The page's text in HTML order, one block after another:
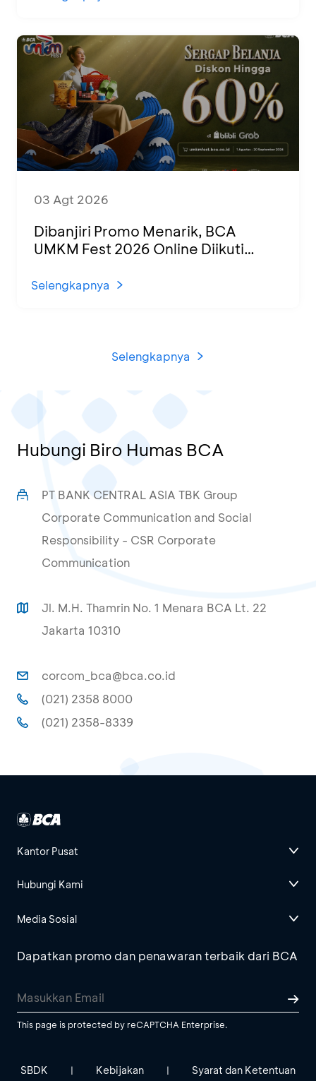
03 Agt 2026
Dibanjiri Promo Menarik, BCA
UMKM Fest 2026 Online Diikuti
Selengkapnya
Selengkapnya
Hubungi Biro Humas BCA
PT BANK CENTRAL ASIA TBK Group
Corporate Communication and Social
Responsibility - CSR Corporate
Communication
Jl. M.H. Thamrin No. 1 Menara BCA Lt. 22
Jakarta 10310
corcom_bca@bca.co.id
(021) 2358 8000
(021) 2358-8339
Kantor Pusat
Hubungi Kami
Media Sosial
Dapatkan promo dan penawaran terbaik dari BCA
This page is protected by reCAPTCHA Enterprise.
SBDK | Kebijakan | Syarat dan Ketentuan